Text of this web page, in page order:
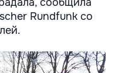
Rundfunk со